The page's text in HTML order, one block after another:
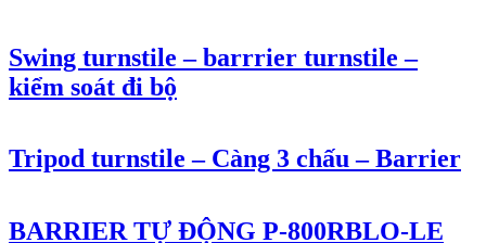
Swing turnstile – barrrier turnstile –
kiểm soát đi bộ
Tripod turnstile – Càng 3 chấu – Barrier
BARRIER TỰ ĐỘNG P-800RBLO-LE